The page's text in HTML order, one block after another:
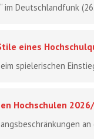
im Deutschlandfunk
eines
spielerischen
Hochschulen